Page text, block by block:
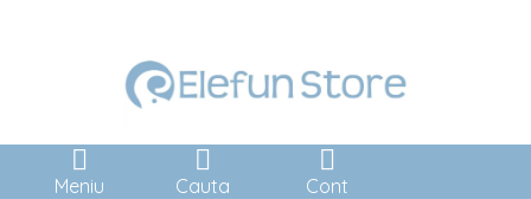

Meniu

Cauta

Cont